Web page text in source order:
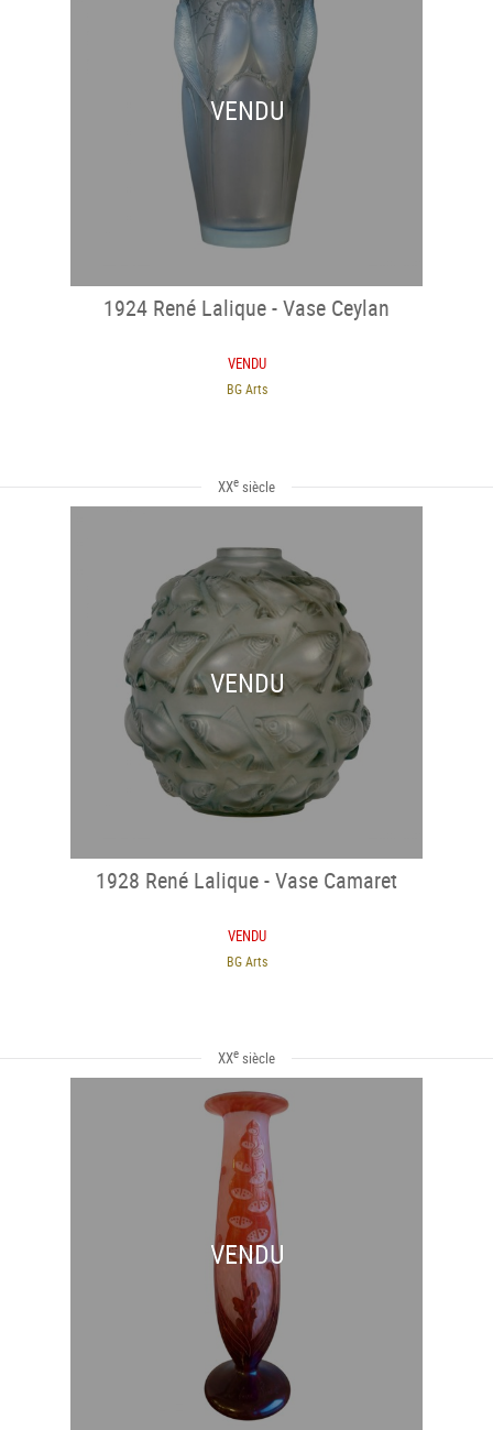
VENDU
1924 René Lalique - Vase Ceylan
VENDU
BG Arts
XXe siècle
VENDU
1928 René Lalique - Vase Camaret
VENDU
BG Arts
XXe siècle
VENDU